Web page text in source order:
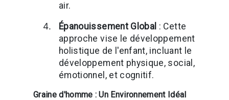
air.
Épanouissement Global : Cette
approche vise le développement
holistique de l'enfant, incluant le
développement physique, social,
émotionnel, et cognitif.
Graine d'homme : Un Environnement Idéal